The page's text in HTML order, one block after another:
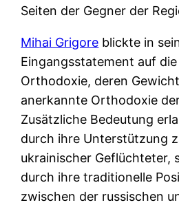
Seiten der Gegner der
Mihai Grigore blickte in
Eingangsstatement auf
Orthodoxie, deren
anerkannte Orthodoxie
Zusätzliche Bedeutung
durch ihre Unterstützung
ukrainischer Geflüchteter,
durch ihre traditionelle
zwischen der russischen